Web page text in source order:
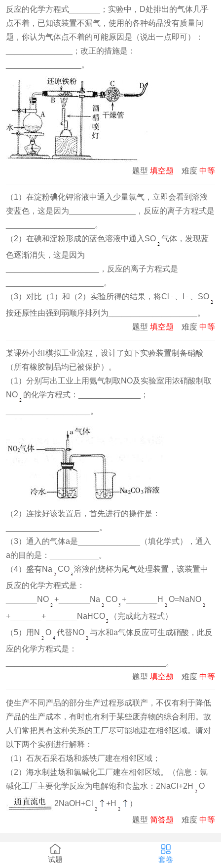
反应的化学方程式_______；实验中，D处排出的气体几乎
点不着，已知该装置不漏气，使用的各种药品没有质量问
题，你认为气体点不着的可能原因是（说出一点即可）：
_______________；改正的措施是：
_________________。
题型 填空题 难度 中等
（1）在淀粉碘化钾溶液中通入少量氯气，立即会看到溶液
变蓝色，这是因为_______________，反应的离子方程式是
____________________。
（2）在碘和淀粉形成的蓝色溶液中通入SO
气体，发现蓝
色逐渐消失，这是因为
_____________________，反应的离子方程式是
______________________。
（3）对比（1）和（2）实验所得的结果，将Cl
、SO
按还原性由强到弱顺序排列为____________________。
题型 填空题 难度 中等
某课外小组模拟工业流程，设计了如下实验装置制备硝酸
（所有橡胶制品均已被保护）。
（1）分别写出工业上用氨气制取NO及实验室用浓硝酸制取
NO
的化学方程式：______________；
___________________。
（2）连接好该装置后，首先进行的操作是：
_____________________。
（3）通入的气体a是______________（填化学式），通入
a的目的是：___________。
（4）盛有Na
CO 溶液的烧杯为尾气处理装置，该装置中
反应的化学方程式是：
_______NO
+_______Na CO +_______H
O=NaNO
+_______+_______NaHCO
（完成此方程式）
（5）用N
O 代替NO
与水和a气体反应可生成硝酸，此反
应的化学方程式是：
____________________________________。
题型 填空题 难度 中等
使生产不同产品的部分生产过程形成联产，不仅有利于降低
产品的生产成本，有时也有利于某些废弃物的综合利用。故
人们常把具有这种关系的工厂尽可能地建在相邻区域。请对
以下两个实例进行解释：
（1）石灰石采石场和炼铁厂建在相邻区域；
（2）海水制盐场和氯碱化工厂建在相邻区域。（信息：氯
碱化工厂主要化学反应为电解饱和食盐水：2NaCl+2H
O
2NaOH+Cl +H
）
题型 简答题 难度 中等
试题 套卷